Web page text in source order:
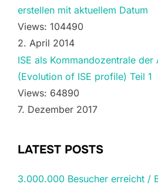
erstellen mit aktuellem Datum
Views: 104490
2. April 2014
ISE als Kommandozentrale der
(Evolution of ISE profile) Teil 1
Views: 64890
7. Dezember 2017
LATEST POSTS
3.000.000 Besucher erreicht /